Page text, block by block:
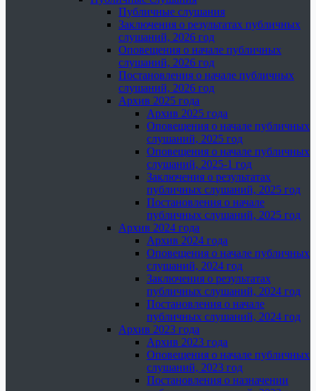
Публичные слушания
Заключения о результатах публичных
слушаний, 2026 год
Оповещения о начале публичных
слушаний, 2026 год
Постановления о начале публичных
слушаний, 2026 год
Архив 2025 года
Архив 2025 года
Оповещения о начале публичных
слушаний, 2025 год
Оповещения о начале публичных
слушаний, 2025-1 год
Заключения о результатах
публичных слушаний, 2025 год
Постановления о начале
публичных слушаний, 2025 год
Архив 2024 года
Архив 2024 года
Оповещения о начале публичных
слушаний, 2024 год
Заключения о результатах
публичных слушаний, 2024 год
Постановления о начале
публичных слушаний, 2024 год
Архив 2023 года
Архив 2023 года
Оповещения о начале публичных
слушаний, 2023 год
Постановления о назначении